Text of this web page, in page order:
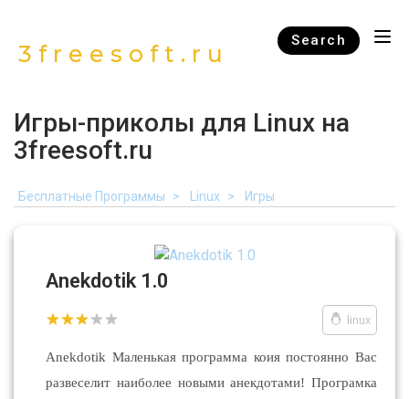
3freesoft.ru Search
Игры-приколы для Linux на
3freesoft.ru
Бесплатные Программы Linux Игры
Anekdotik 1.0
linux
Anekdotik Маленькая программа коия постоянно Вас
развеселит наиболее новыми анекдотами! Програмка